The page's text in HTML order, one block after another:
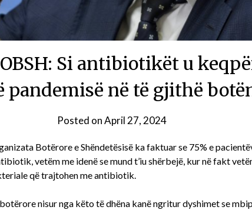
Si antibiotikët u
pandemisë në të gjithë
Posted onApril 27, 2024
Botërore e Shëndetësisë ka faktuar se 75% e
vetëm me idenë se mund t’iu shërbejë, kur në fakt
që trajtohen me antibiotik.
nisur nga këto të dhëna kanë ngritur dyshimet se